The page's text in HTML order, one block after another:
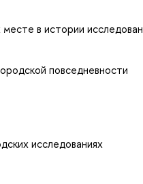
в истории
повседневности
исследованиях